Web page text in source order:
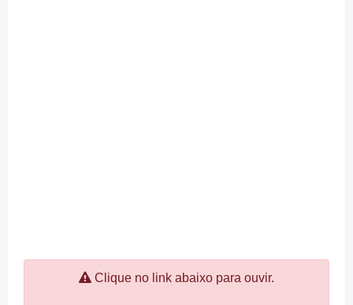
Clique no link abaixo para ouvir.